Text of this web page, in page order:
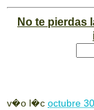
No te pierdas
v�o l�c octubre